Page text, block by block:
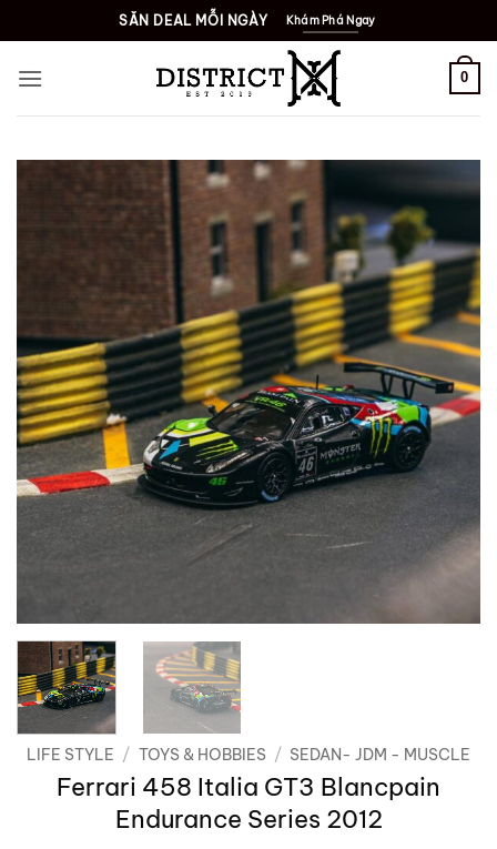
qua
nội
SĂN DEAL MỖI NGÀY Khám Phá Ngay
0
LIFE STYLE / TOYS & HOBBIES / SEDAN- JDM - MUSCLE
Ferrari 458 Italia GT3 Blancpain
Endurance Series 2012